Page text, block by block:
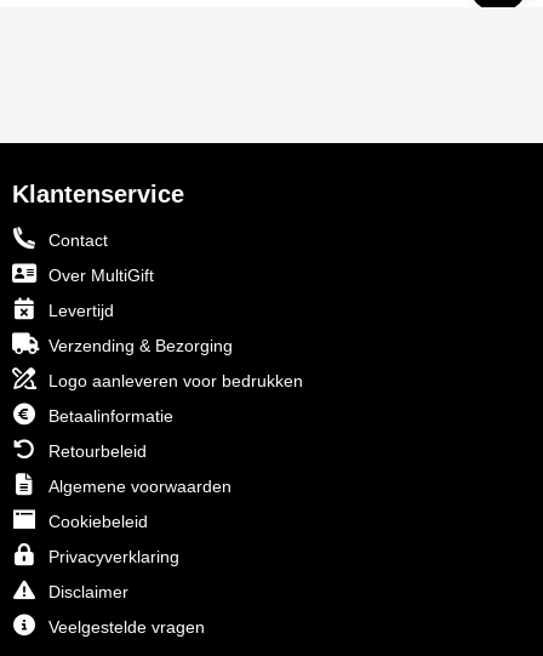
Klantenservice
Contact
Over MultiGift
Levertijd
Verzending & Bezorging
Logo aanleveren voor bedrukken
Betaalinformatie
Retourbeleid
Algemene voorwaarden
Cookiebeleid
Privacyverklaring
Disclaimer
Veelgestelde vragen